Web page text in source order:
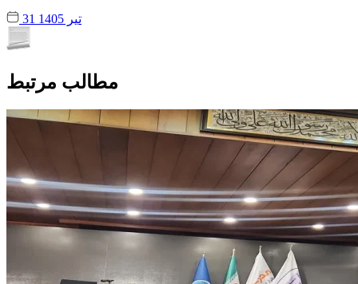
31 تیر 1405
مطالب مرتبط